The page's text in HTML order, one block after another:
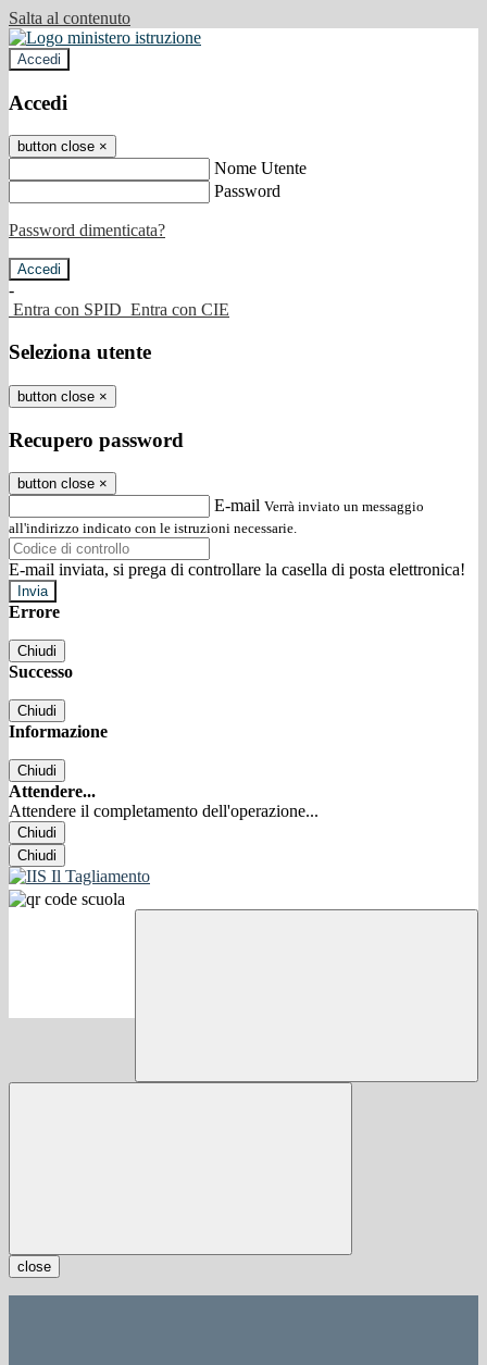
Salta al contenuto
Accedi
Accedi
button close ×
Nome Utente
Password
Password dimenticata?
-
Entra con SPID Entra con CIE
Seleziona utente
button close ×
Recupero password
button close ×
E-mail Verrà inviato un messaggio
all'indirizzo indicato con le istruzioni necessarie.
E-mail inviata, si prega di controllare la casella di posta elettronica!
Errore
Chiudi
Successo
Chiudi
Informazione
Chiudi
Attendere...
Attendere il completamento dell'operazione...
Chiudi
Chiudi
close